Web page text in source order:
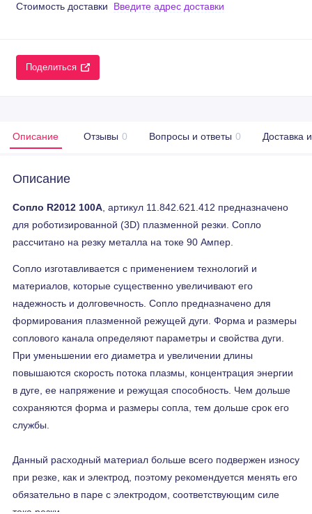
Стоимость доставки Введите адрес доставки
Поделиться
Описание Отзывы 0 Вопросы и ответы 0 Доставка
Описание
Сопло R2012 100A , артикул 11.842.621.412 предназначено
для роботизированной (3D) плазменной резки. Сопло
рассчитано на резку металла на токе 90 Ампер.
Сопло изготавливается с применением технологий и
материалов, которые существенно увеличивают его
надежность и долговечность. Сопло предназначено для
формирования плазменной режущей дуги. Форма и размеры
соплового канала определяют параметры и свойства дуги.
При уменьшении его диаметра и увеличении длины
повышаются скорость потока плазмы, концентрация энергии
в дуге, ее напряжение и режущая способность. Чем дольше
сохраняются форма и размеры сопла, тем дольше срок его
службы.
Данный расходный материал больше всего подвержен износу
при резке, как и электрод, поэтому рекомендуется менять его
обязательно в паре с электродом, соответствующим силе